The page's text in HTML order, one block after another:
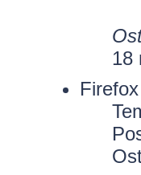
18